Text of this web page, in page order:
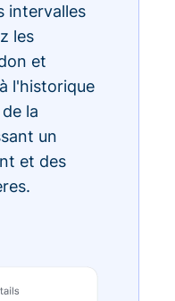
intervalles
les
et
l'historique
la
un
et des